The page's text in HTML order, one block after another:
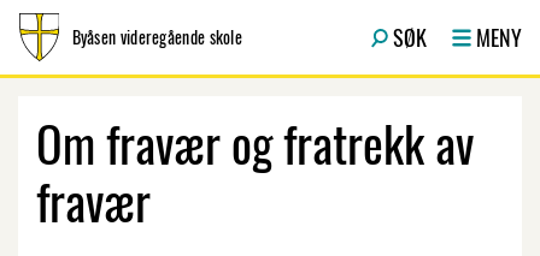
Byåsen videregående skole SØK MENY
Om fravær og fratrekk av
fravær